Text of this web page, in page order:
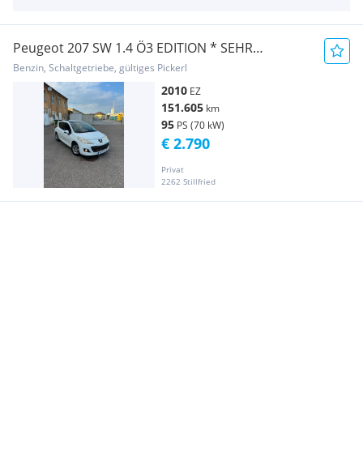
Peugeot 207 SW 1.4 Ö3 EDITION * SEHR
GEPFLEGT *
Benzin, Schaltgetriebe, gültiges Pickerl
2010 EZ
151.605 km
95 PS (70 kW)
Privat
2262 Stillfried
€ 2.790